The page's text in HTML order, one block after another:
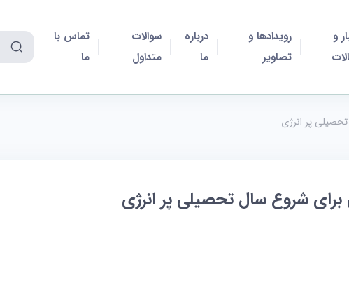
و
رویدادها و
تصاویر
درباره
ما
سوالات
متداول
تماس با
ما
پر انرژی
شروع سال تحصیلی پر انرژی